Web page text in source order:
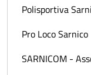
Polisportiva
Pro Loco Sarnico
SARNICOM -